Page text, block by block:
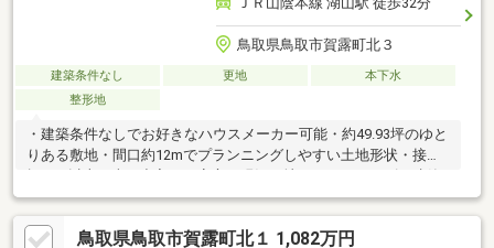
鳥取県鳥取市賀露町北３
建築条件なし 更地
本下水
整形地
・建築条件なしでお好きなハウスメーカー可能・約49.93坪のゆと
りある敷地・間口約12mでプランニングしやすい土地形状・接道
スタート可能・周辺環境も整った住みやすい立地
鳥取県鳥取市賀露町北１ 1,082万円